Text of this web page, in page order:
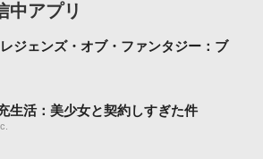
中アプリ
ジェンズ・オブ・ファンタジー：ブ
生活：美少女と契約しすぎた件